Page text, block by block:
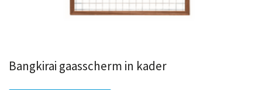
Bangkirai gaasscherm in kader